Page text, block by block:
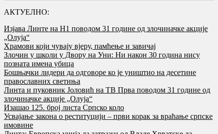
АКТУЕЛНО:
Изјава Линте на Н1 поводом 31 године од злочиначке акције
„Олуја“
Храмови који чувају вјеру, памћење и завичај
Злочин у школи у Двору на Уни: Ни након 30 година нису
позната имена убица
Бошњачки лидери да одговоре ко је уништио на десетине
православних светиња
Линта и пуковник Јоловић на ТВ Прва поводом 31 године од
злочиначке акције „Олуја“
Изашао 125. број листа Српско коло
Усвајање закона о реституцији – први корак за враћање српске
имовине